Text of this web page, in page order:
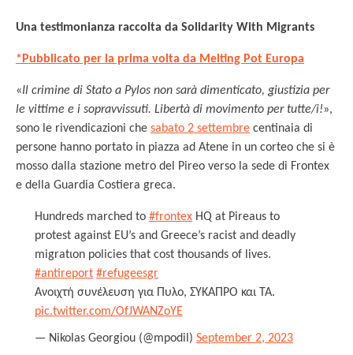
Una testimonianza raccolta da Solidarity With Migrants
*Pubblicato per la prima volta da Melting Pot Europa
«Il crimine di Stato a Pylos non sarà dimenticato, giustizia per
le vittime e i sopravvissuti. Libertà di movimento per tutte/i!»,
sono le rivendicazioni che sabato 2 settembre centinaia di
persone hanno portato in piazza ad Atene in un corteo che si è
mosso dalla stazione metro del Pireo verso la sede di Frontex
e della Guardia Costiera greca.
Hundreds marched to #frontex HQ at Pireaus to
protest against EU’s and Greece’s racist and deadly
migratιοn policies that cost thousands of lives.
#antireport #refugeesgr
Ανοιχτή συνέλευση για Πυλο, ΣΥΚΑΠΡΟ και ΤΑ.
pic.twitter.com/OfJWANZoYE
— Nikolas Georgiou (@mpodil) September 2, 2023